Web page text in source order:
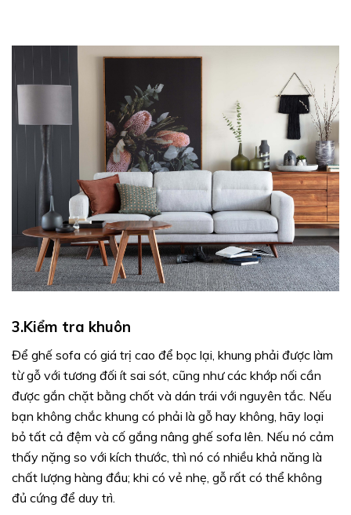
3.Kiểm tra khuôn
Để ghế sofa có giá trị cao để bọc lại, khung phải được làm
từ gỗ với tương đối ít sai sót, cũng như các khớp nối cần
được gắn chặt bằng chốt và dán trái với nguyên tắc. Nếu
bạn không chắc khung có phải là gỗ hay không, hãy loại
bỏ tất cả đệm và cố gắng nâng ghế sofa lên. Nếu nó cảm
thấy nặng so với kích thước, thì nó có nhiều khả năng là
chất lượng hàng đầu; khi có vẻ nhẹ, gỗ rất có thể không
đủ cứng để duy trì.